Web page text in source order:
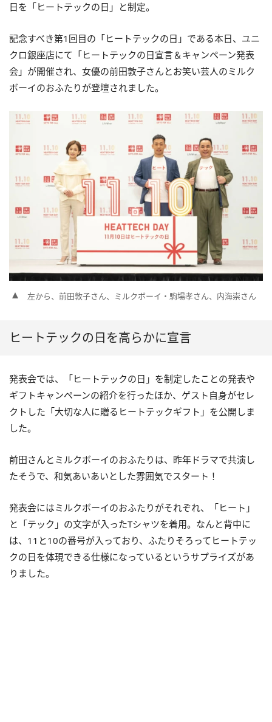
日を「ヒートテックの日」と制定。
記念すべき第1回目の「ヒートテックの日」である本日、ユニ
クロ銀座店にて「ヒートテックの日宣言＆キャンペーン発表
会」が開催され、女優の前田敦子さんとお笑い芸人のミルク
ボーイのおふたりが登壇されました。
左から、前田敦子さん、ミルクボーイ・駒場孝さん、内海崇さん
ヒートテックの日を高らかに宣言
発表会では、「ヒートテックの日」を制定したことの発表や
ギフトキャンペーンの紹介を行ったほか、ゲスト自身がセレ
クトした「大切な人に贈るヒートテックギフト」を公開しま
した。
前田さんとミルクボーイのおふたりは、昨年ドラマで共演し
たそうで、和気あいあいとした雰囲気でスタート！
発表会にはミルクボーイのおふたりがそれぞれ、「ヒート」
と「テック」の文字が入ったTシャツを着用。なんと背中に
は、11と10の番号が入っており、ふたりそろってヒートテッ
クの日を体現できる仕様になっているというサプライズがあ
りました。